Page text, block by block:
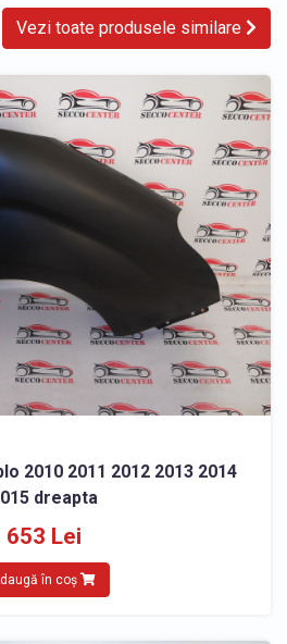
Vezi toate produsele similare
2010 2011 2012 2013 2014
dreapta
653 Lei
în coș